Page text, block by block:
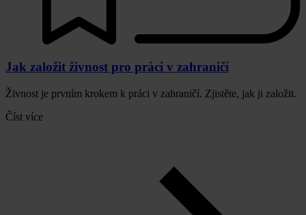
Jak založit živnost pro práci v zahraničí
Živnost je prvním krokem k práci v zahraničí. Zjistěte, jak ji založit.
Číst více